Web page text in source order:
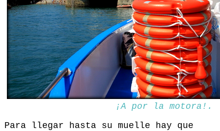
¡A por la motora!.
Para llegar hasta su muelle hay que